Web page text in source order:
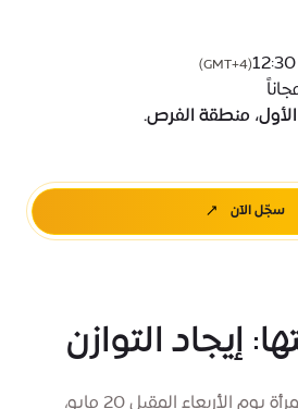
(GMT+4)
منطقة الفرص.
سجّل الآن
إيجاد التوازن
انضموا إلينا في جناح المرأة يوم الأربعاء المقبل 20 مايو،